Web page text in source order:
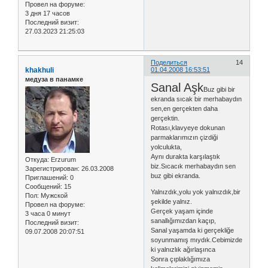
Провел на форуме:
3 дня 17 часов
Последний визит:
27.03.2023 21:25:03
Поделиться
14
01.04.2008 16:53:51
khakhuli
медуза в панамке
Откуда: Erzurum
Зарегистрирован: 26.03.2008
Приглашений: 0
Сообщений: 15
Пол: Мужской
Провел на форуме:
3 часа 0 минут
Последний визит:
09.07.2008 20:07:51
Sanal AşkBuz gibi bir
ekranda sıcak bir merhabaydın
sen,en gerçekten daha
gerçektin.
Rotası,klavyeye dokunan
parmaklarımızın çizdiği
yolculukta,
Aynı durakta karşılaştık
biz.Sıcacık merhabaydın sen
buz gibi ekranda.
Yalnızdık,yolu yok yalnızdık,bir
şekilde yalnız.
Gerçek yaşam içinde
sanallığımızdan kaçıp,
Sanal yaşamda ki gerçekliğe
soyunmamış mıydık.Cebimizde
ki yalnızlık ağırlaşınca
Sonra çıplaklığımıza